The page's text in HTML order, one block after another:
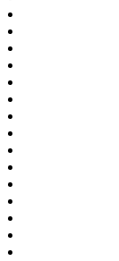
علیرضا
علیرضا
علیرضا
علیرضا
علیرضا
علیرضا
علیرضا
علیرضا
عماد
عمران
عمران
فاتح
فاروق